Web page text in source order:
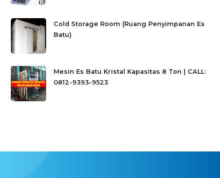
Cold Storage Room (Ruang Penyimpanan Es
Batu)
Mesin Es Batu Kristal Kapasitas 8 Ton | CALL:
0812-9393-9523